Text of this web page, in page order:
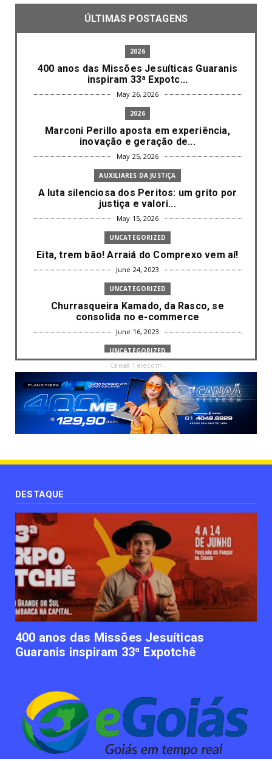
ÚLTIMAS POSTAGENS
2026
400 anos das Missões Jesuíticas Guaranis
inspiram 33ª Expotc...
May 26, 2026
2026
Marconi Perillo aposta em experiência,
inovação e geração de...
May 25, 2026
AUXILIARES DA JUSTIÇA
A luta silenciosa dos Peritos: um grito por
justiça e valori...
May 15, 2026
UNCATEGORIZED
Eita, trem bão! Arraiá do Comprexo vem aí!
June 24, 2023
UNCATEGORIZED
Churrasqueira Kamado, da Rasco, se
consolida no e-commerce
June 16, 2023
UNCATEGORIZED
Com mais da metade dos cargos de
liderança ocupados por mulh...
June 16, 2023
UNCATEGORIZED
Paisagismo valoriza imóvel e atrai clientes
UNCATEGORIZED
UNCATEGORIZED
Empresas apostam em iniciativas de
felicidade corporativa pa...
June 09, 2023
UNCATEGORIZED
Lawtech gaúcha ajuda advogados a
organizarem sua vida financ...
June 09, 2023
- Canaã Telecom -
DESTAQUE
400 anos das Missões Jesuíticas
Guaranis inspiram 33ª Expotchê